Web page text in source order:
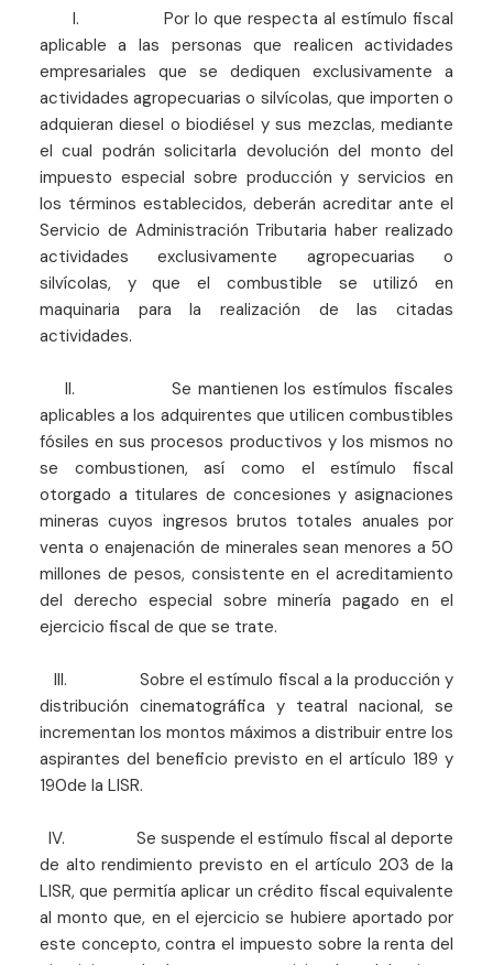
I. Por lo que respecta al estímulo fiscal
aplicable a las personas que realicen actividades
empresariales que se dediquen exclusivamente a
actividades agropecuarias o silvícolas, que importen o
adquieran diesel o biodiésel y sus mezclas, mediante
el cual podrán solicitarla devolución del monto del
impuesto especial sobre producción y servicios en
los términos establecidos, deberán acreditar ante el
Servicio de Administración Tributaria haber realizado
actividades exclusivamente agropecuarias o
silvícolas, y que el combustible se utilizó en
maquinaria para la realización de las citadas
actividades.
II. Se mantienen los estímulos fiscales
aplicables a los adquirentes que utilicen combustibles
fósiles en sus procesos productivos y los mismos no
se combustionen, así como el estímulo fiscal
otorgado a titulares de concesiones y asignaciones
mineras cuyos ingresos brutos totales anuales por
venta o enajenación de minerales sean menores a 50
millones de pesos, consistente en el acreditamiento
del derecho especial sobre minería pagado en el
ejercicio fiscal de que se trate.
III. Sobre el estímulo fiscal a la producción y
distribución cinematográfica y teatral nacional, se
incrementan los montos máximos a distribuir entre los
aspirantes del beneficio previsto en el artículo 189 y
190de la LISR.
IV. Se suspende el estímulo fiscal al deporte
de alto rendimiento previsto en el artículo 203 de la
LISR, que permitía aplicar un crédito fiscal equivalente
al monto que, en el ejercicio se hubiere aportado por
este concepto, contra el impuesto sobre la renta del